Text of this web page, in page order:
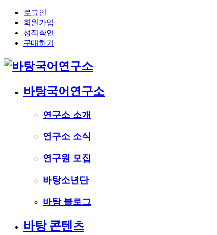
로그인
회원가입
성적확인
구매하기
바탕국어연구소
연구소 소개
연구소 소식
연구원 모집
바탕소년단
바탕 블로그
바탕 콘텐츠